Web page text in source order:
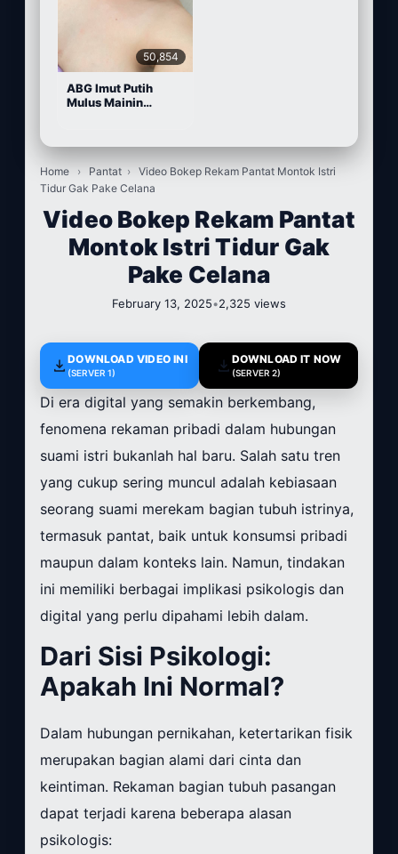
50,854
ABG Imut Putih
Mulus Mainin
Home › Pantat › Video Bokep Rekam Pantat Montok Istri
Tidur Gak Pake Celana
Video Bokep Rekam Pantat
Montok Istri Tidur Gak
Pake Celana
February 13, 2025•2,325 views
DOWNLOAD VIDEO INI
(SERVER 1)
DOWNLOAD IT NOW
(SERVER 2)
Di era digital yang semakin berkembang,
fenomena rekaman pribadi dalam hubungan
suami istri bukanlah hal baru. Salah satu tren
yang cukup sering muncul adalah kebiasaan
seorang suami merekam bagian tubuh istrinya,
termasuk pantat, baik untuk konsumsi pribadi
maupun dalam konteks lain. Namun, tindakan
ini memiliki berbagai implikasi psikologis dan
digital yang perlu dipahami lebih dalam.
Dari Sisi Psikologi:
Apakah Ini Normal?
Dalam hubungan pernikahan, ketertarikan fisik
merupakan bagian alami dari cinta dan
keintiman. Rekaman bagian tubuh pasangan
dapat terjadi karena beberapa alasan
psikologis: